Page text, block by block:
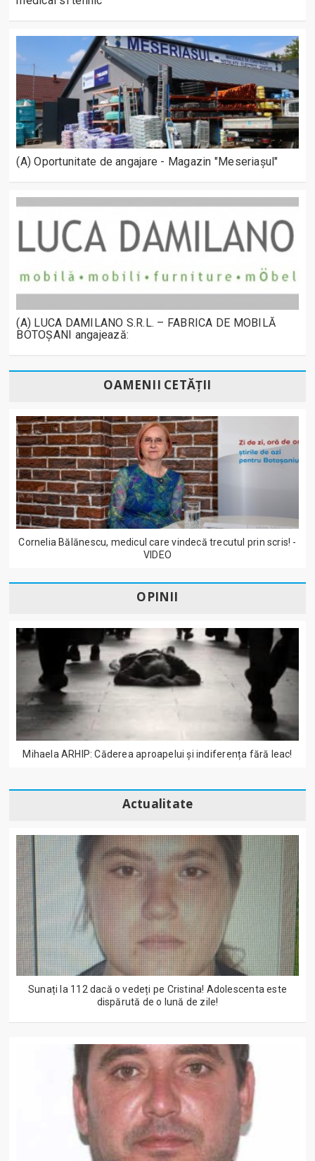
(A) Oportunitate de angajare - Magazin "Meseriașul"
(A) LUCA DAMILANO S.R.L. – FABRICA DE MOBILĂ
BOTOȘANI angajează:
OAMENII CETĂȚII
Cornelia Bălănescu, medicul care vindecă trecutul prin scris! -
VIDEO
OPINII
Mihaela ARHIP: Căderea aproapelui și indiferența fără leac!
Actualitate
Sunați la 112 dacă o vedeți pe Cristina! Adolescenta este
dispărută de o lună de zile!